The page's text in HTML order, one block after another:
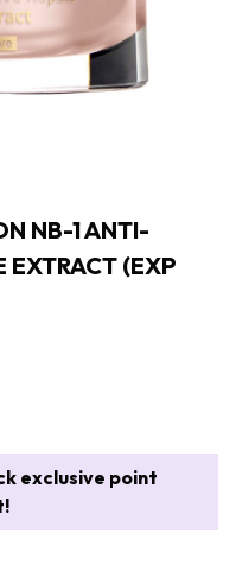
NB-1 ANTI-
EXTRACT (EXP
exclusive point